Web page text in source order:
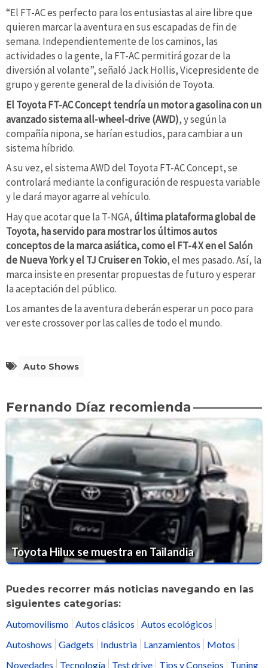
“El FT-AC es perfecto para los entusiastas al aire libre que
quieren marcar la aventura en sus escapadas de fin de
semana. Independientemente de los caminos, las
actividades o la gente, la FT-AC permitirá gozar de la
diversión al volante”, señaló Jack Hollis, Vicepresidente de
grupo y gerente general de la división de Toyota.
El Toyota FT-AC Concept tendría un motor a gasolina con un
avanzado sistema all-wheel-drive (AWD), y según la
compañía nipona, se harían estudios, para cambiar a un
sistema híbrido.
A su vez, el sistema AWD del Toyota FT-AC Concept, se
controlará mediante la configuración de respuesta variable
y le dará mayor agarre al vehículo.
Hay que acotar que la T-NGA, última plataforma global de
Toyota, ha servido para mostrar los últimos autos
conceptos de la marca asiática, como el FT-4 X en el Salón
de Nueva York y el TJ Cruiser en Tokio, el mes pasado. Así, la
marca insiste en presentar propuestas de futuro y esperar
la aceptación del público.
Los amantes de la aventura deberán esperar un poco para
ver este crossover por las calles de todo el mundo.
Auto Shows
Fernando Díaz recomienda
Toyota Hilux se muestra en Tailandia
Puedes recorrer más noticias navegando en las
siguientes categorías:
Automovilismo
Autos clásicos
Autos ecológicos
Autoshows
Gadgets Industria Lanzamientos
Motos
Novedades
Tecnología Test drive Tips y Consejos Tuning